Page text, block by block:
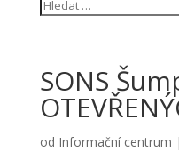
SONS
od Informační centrum |